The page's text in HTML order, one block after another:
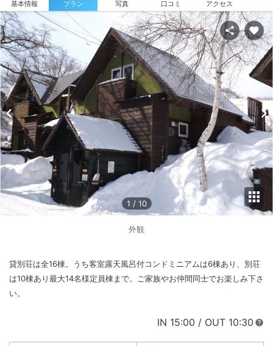
基本情報 プラン 写真 口コミ アクセス
1 / 10
外観
貸別荘は全16棟。うち客室露天風呂付コンドミニアムは6棟あり、別荘
は10棟あり最大14名様定員棟まで。ご家族やお仲間同士でお楽しみ下さ
い。
IN チェックイン
15:00 / OUT チェック
10:30